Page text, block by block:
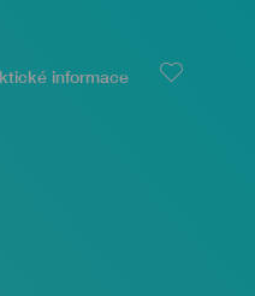
informace